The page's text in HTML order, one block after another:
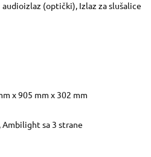
(optički), Izlaz za slušalice
x 905 mm x 302 mm
Ambilight sa 3 strane